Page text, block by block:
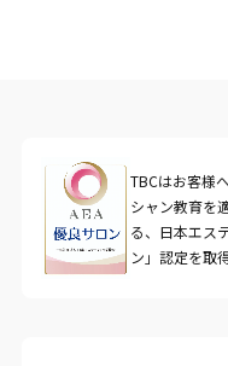
TBCはお客様
シャン教育を
る、日本エス
ン」認定を取